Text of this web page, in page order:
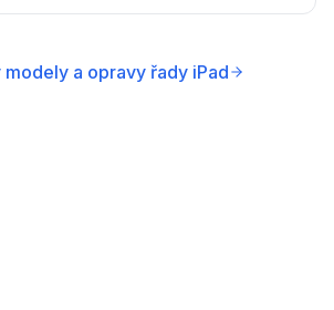
modely a opravy řady iPad